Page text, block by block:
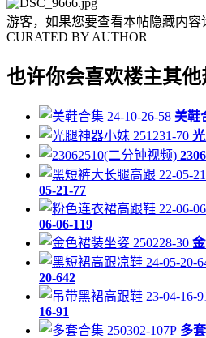
游客，如果您要查看本帖隐藏内容
CURATED BY AUTHOR
也许你会喜欢楼主其
美鞋
05-21-77
06-06-119
20-642
16-91
多